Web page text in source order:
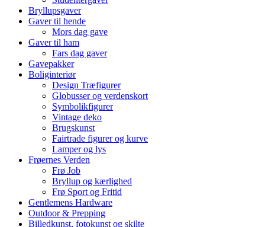
Bryllupsgaver
Gaver til hende
Mors dag gave
Gaver til ham
Fars dag gaver
Gavepakker
Boliginteriør
Design Træfigurer
Globusser og verdenskort
Symbolikfigurer
Vintage deko
Brugskunst
Fairtrade figurer og kurve
Lamper og lys
Frøernes Verden
Frø Job
Bryllup og kærlighed
Frø Sport og Fritid
Gentlemens Hardware
Outdoor & Prepping
Billedkunst, fotokunst og skilte